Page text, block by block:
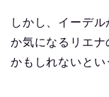
しかし、イーデ
か気になるリエ
かもしれないとい